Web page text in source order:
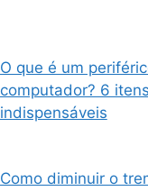
O que é um
computador? 6 itens
indispensáveis
Como diminuir o